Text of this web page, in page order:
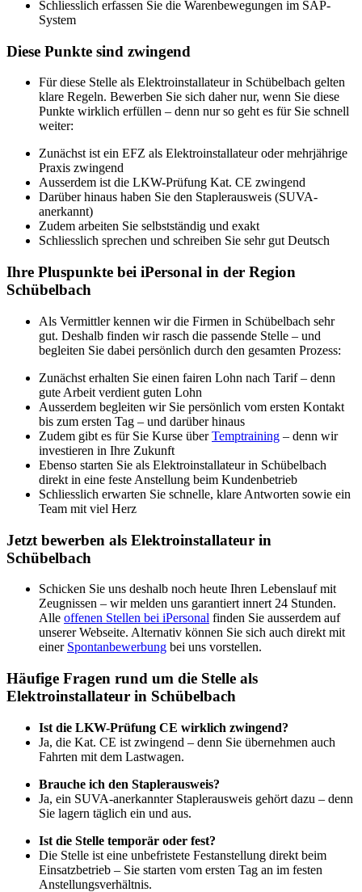
Schliesslich erfassen Sie die Warenbewegungen im SAP-
System
Diese Punkte sind zwingend
Für diese Stelle als Elektroinstallateur in Schübelbach gelten
klare Regeln. Bewerben Sie sich daher nur, wenn Sie diese
Punkte wirklich erfüllen – denn nur so geht es für Sie schnell
weiter:
Zunächst ist ein EFZ als Elektroinstallateur oder mehrjährige
Praxis zwingend
Ausserdem ist die LKW-Prüfung Kat. CE zwingend
Darüber hinaus haben Sie den Staplerausweis (SUVA-
anerkannt)
Zudem arbeiten Sie selbstständig und exakt
Schliesslich sprechen und schreiben Sie sehr gut Deutsch
Ihre Pluspunkte bei iPersonal in der Region
Schübelbach
Als Vermittler kennen wir die Firmen in Schübelbach sehr
gut. Deshalb finden wir rasch die passende Stelle – und
begleiten Sie dabei persönlich durch den gesamten Prozess:
Zunächst erhalten Sie einen fairen Lohn nach Tarif – denn
gute Arbeit verdient guten Lohn
Ausserdem begleiten wir Sie persönlich vom ersten Kontakt
bis zum ersten Tag – und darüber hinaus
Zudem gibt es für Sie Kurse überTemptraining – denn wir
investieren in Ihre Zukunft
Ebenso starten Sie als Elektroinstallateur in Schübelbach
direkt in eine feste Anstellung beim Kundenbetrieb
Schliesslich erwarten Sie schnelle, klare Antworten sowie ein
Team mit viel Herz
Jetzt bewerben als Elektroinstallateur in
Schübelbach
Schicken Sie uns deshalb noch heute Ihren Lebenslauf mit
Zeugnissen – wir melden uns garantiert innert 24 Stunden.
Alle offenen Stellen bei iPersonal finden Sie ausserdem auf
unserer Webseite. Alternativ können Sie sich auch direkt mit
einer Spontanbewerbung bei uns vorstellen.
Häufige Fragen rund um die Stelle als
Elektroinstallateur in Schübelbach
Ist die LKW-Prüfung CE wirklich zwingend?
Ja, die Kat. CE ist zwingend – denn Sie übernehmen auch
Fahrten mit dem Lastwagen.
Brauche ich den Staplerausweis?
Ja, ein SUVA-anerkannter Staplerausweis gehört dazu – denn
Sie lagern täglich ein und aus.
Ist die Stelle temporär oder fest?
Die Stelle ist eine unbefristete Festanstellung direkt beim
Einsatzbetrieb – Sie starten vom ersten Tag an im festen
Anstellungsverhältnis.